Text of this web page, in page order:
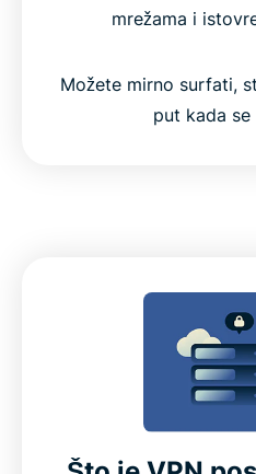
mrežama i
Možete mirno surfati,
put kada se